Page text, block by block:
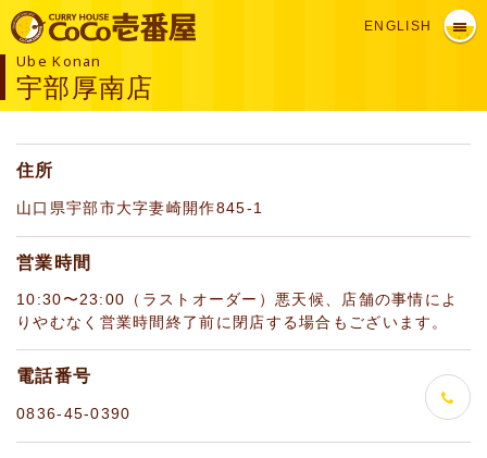
ENGLISH
Ube Konan
宇部厚南店
住所
山口県宇部市大字妻崎開作845-1
営業時間
10:30〜23:00（ラストオーダー）悪天候、店舗の事情によ
りやむなく営業時間終了前に閉店する場合もございます。
電話番号
0836-45-0390